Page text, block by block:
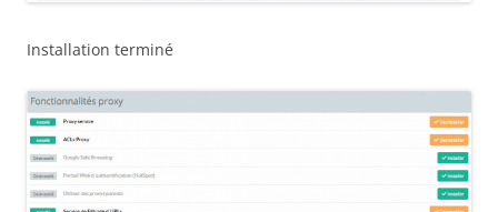
Installation terminé